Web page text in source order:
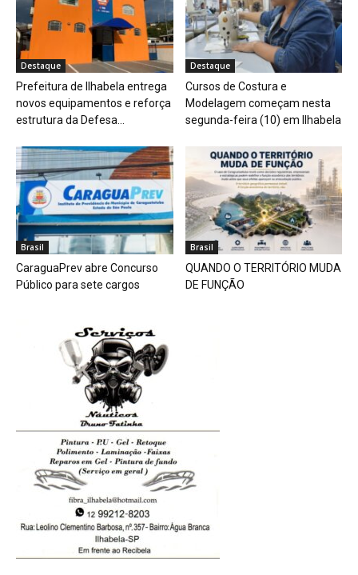
Destaque
Prefeitura de Ilhabela entrega
novos equipamentos e reforça
estrutura da Defesa...
Destaque
Cursos de Costura e
Modelagem começam nesta
segunda-feira (10) em Ilhabela
Brasil
CaraguaPrev abre Concurso
Público para sete cargos
Brasil
QUANDO O TERRITÓRIO MUDA
DE FUNÇÃO